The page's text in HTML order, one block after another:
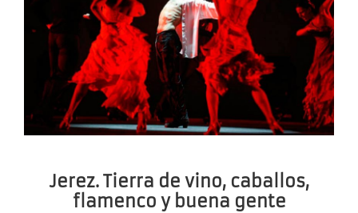
Jerez. Tierra de vino, caballos,
flamenco y buena gente